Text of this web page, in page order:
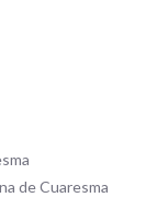
de Cuaresma